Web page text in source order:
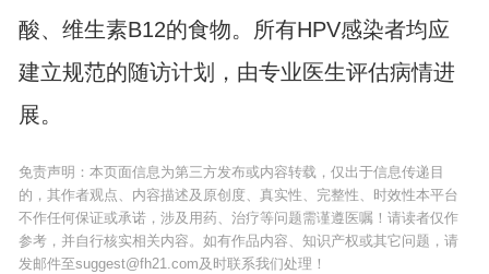
酸、维生素B12的食物。所有HPV感染者均应
建立规范的随访计划，由专业医生评估病情进
展。
免责声明：本页面信息为第三方发布或内容转载，仅出于信息传递目
的，其作者观点、内容描述及原创度、真实性、完整性、时效性本平台
不作任何保证或承诺，涉及用药、治疗等问题需谨遵医嘱！请读者仅作
参考，并自行核实相关内容。如有作品内容、知识产权或其它问题，请
发邮件至suggest@fh21.com及时联系我们处理！